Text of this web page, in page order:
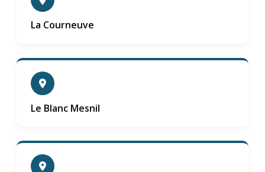
La Courneuve
Le Blanc Mesnil